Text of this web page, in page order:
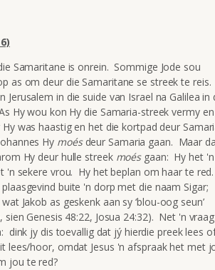
Samaritane is onrein. Sommige Jode sou
as om deur die Samaritane se streek te reis.
Jerusalem in die suide van Israel na Galilea in
Hy wou kon Hy die Samaria-streek vermy en
was haastig en het die kortpad deur
Hy moés deur Samaria gaan. Maar
Hy deur hulle streek moés gaan: Hy het 'n
'n sekere vrou. Hy het beplan om haar te
buite 'n dorp met die naam Sigar;
Jakob as geskenk aan sy ‘blou-oog seun’
sien Genesis 48:22, Josua 24:32). Net 'n vraag
dink jy dis toevallig dat jý hierdie preek lees
lees/hoor, omdat Jesus 'n afspraak het met
jou te red?